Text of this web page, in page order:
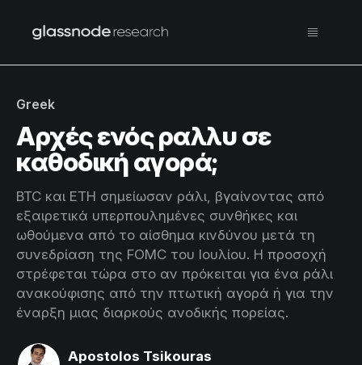
Greek
Αρχές ενός ραλλυ σε
καθοδική αγορά;
BTC και ETH σημείωσαν ράλι, βγαίνοντας από
εξαιρετικά υπερπουλημένες συνθήκες και
ωθούμενα από το αίσθημα κινδύνου μετά τη
συνεδρίαση της FOMC του Ιουλίου. Η προσοχή
στρέφεται τώρα στο αν πρόκειται για ένα ράλι
ανακούφισης από την πτωτική αγορά ή για την
έναρξη μιας διαρκούς ανοδικής πορείας.
Apostolos Tsikouras